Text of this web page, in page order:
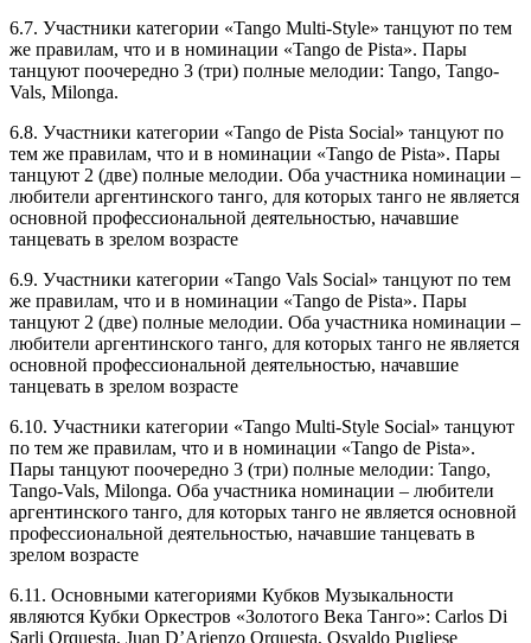
6.7. Участники категории «Tango Multi-Style» танцуют по тем
же правилам, что и в номинации «Tango de Pista». Пары
танцуют поочередно 3 (три) полные мелодии: Tango, Tango-
Vals, Milonga.
6.8. Участники категории «Tango de Pista Social» танцуют по
тем же правилам, что и в номинации «Tango de Pista». Пары
танцуют 2 (две) полные мелодии. Оба участника номинации –
любители аргентинского танго, для которых танго не является
основной профессиональной деятельностью, начавшие
танцевать в зрелом возрасте
6.9. Участники категории «Tango Vals Social» танцуют по тем
же правилам, что и в номинации «Tango de Pista». Пары
танцуют 2 (две) полные мелодии. Оба участника номинации –
любители аргентинского танго, для которых танго не является
основной профессиональной деятельностью, начавшие
танцевать в зрелом возрасте
6.10. Участники категории «Tango Multi-Style Social» танцуют
по тем же правилам, что и в номинации «Tango de Pista».
Пары танцуют поочередно 3 (три) полные мелодии: Tango,
Tango-Vals, Milonga. Оба участника номинации – любители
аргентинского танго, для которых танго не является основной
профессиональной деятельностью, начавшие танцевать в
зрелом возрасте
6.11. Основными категориями Кубков Музыкальности
являются Кубки Оркестров «Золотого Века Танго»: Carlos Di
Sarli Orquesta, Juan D’Arienzo Orquesta, Osvaldo Pugliese